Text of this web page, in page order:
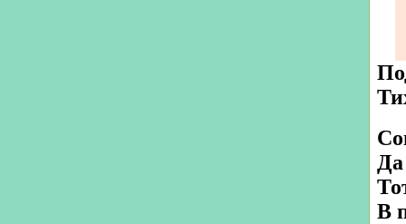
Да
В